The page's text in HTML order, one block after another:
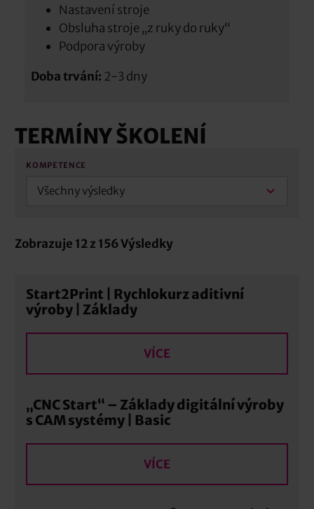
Nastavení stroje
Obsluha stroje „z ruky do ruky“
Podpora výroby
Doba trvání: 2-3 dny
TERMÍNY ŠKOLENÍ
KOMPETENCE
Všechny výsledky
Zobrazuje 12z 156Výsledky
Start2Print | Rychlokurz aditivní
výroby | Základy
VÍCE
„CNC Start“ – Základy digitální výroby
s CAM systémy | Basic
VÍCE